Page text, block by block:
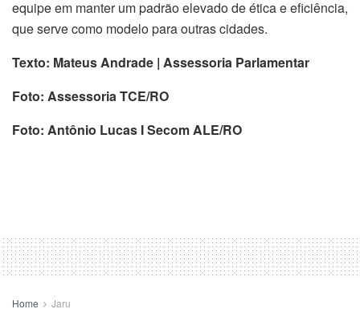
equipe em manter um padrão elevado de ética e eficiência,
que serve como modelo para outras cidades.
Texto: Mateus Andrade | Assessoria Parlamentar
Foto: Assessoria TCE/RO
Foto: Antônio Lucas I Secom ALE/RO
Home Jaru